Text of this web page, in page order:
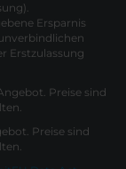
Ersparnis
Erstzulassung
Preise sind
Preise sind